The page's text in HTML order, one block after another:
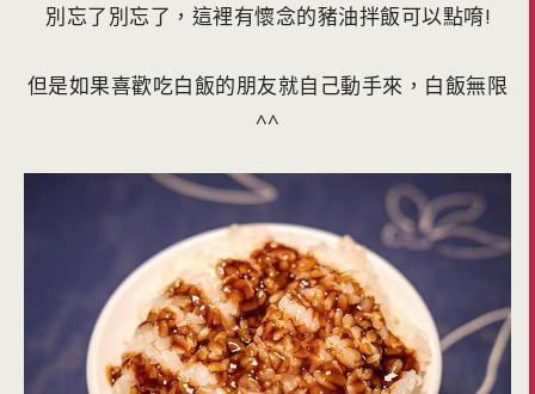
別忘了別忘了，這裡有懷念的豬油拌飯可以點唷!
但是如果喜歡吃白飯的朋友就自己動手來，白飯無限
^^